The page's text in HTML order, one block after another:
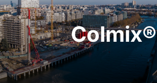
Colmix®